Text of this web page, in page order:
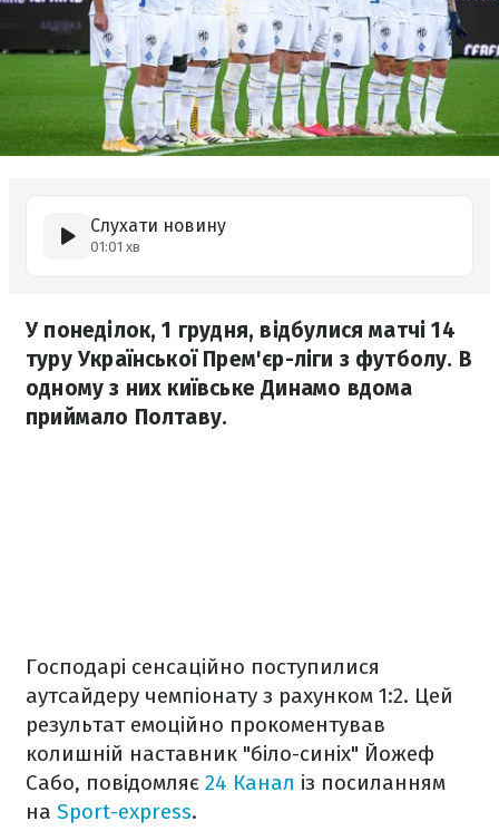
Слухати новину
01:01 хв
У понеділок, 1 грудня, відбулися матчі 14
туру Української Прем'єр-ліги з футболу. В
одному з них київське Динамо вдома
приймало Полтаву.
Господарі сенсаційно поступилися
аутсайдеру чемпіонату з рахунком 1:2. Цей
результат емоційно прокоментував
колишній наставник "біло-синіх" Йожеф
Сабо, повідомляє 24 Канал із посиланням
на Sport-express.